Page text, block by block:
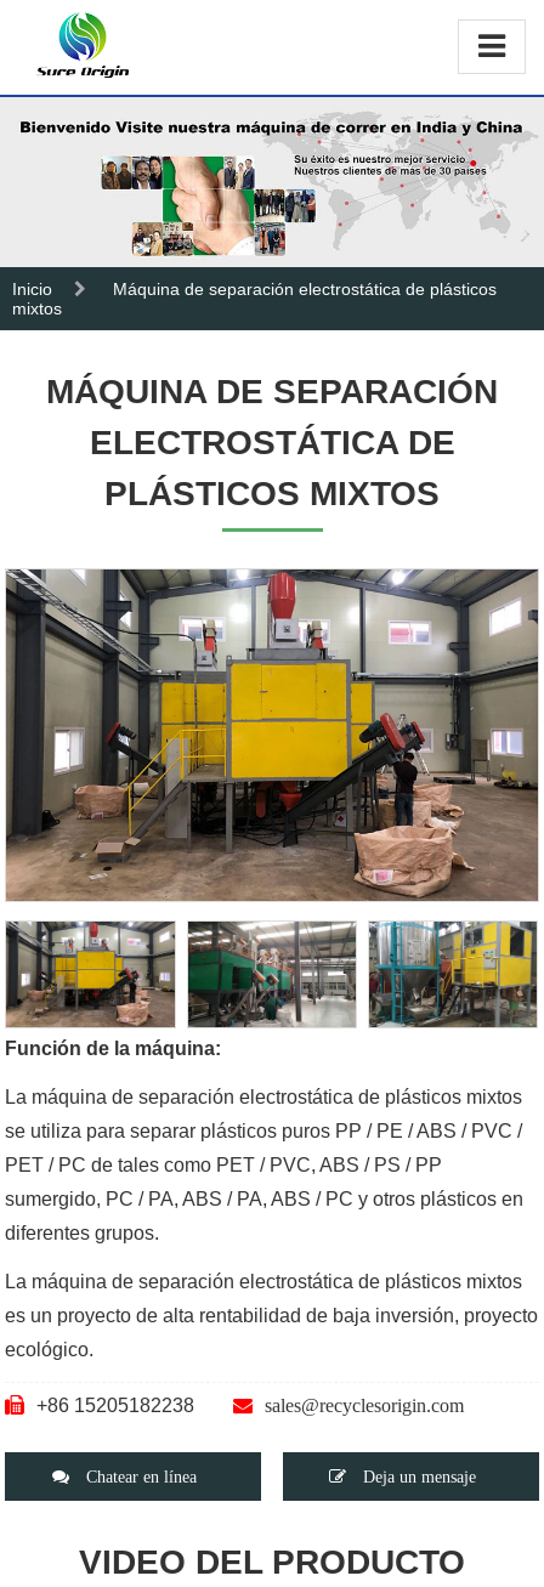
Inicio
Máquina de separación electrostática de plásticos
mixtos
MÁQUINA DE SEPARACIÓN
ELECTROSTÁTICA DE
PLÁSTICOS MIXTOS
Función de la máquina:
La máquina de separación electrostática de plásticos mixtos
se utiliza para separar plásticos puros PP / PE / ABS / PVC /
PET / PC de tales como PET / PVC, ABS / PS / PP
sumergido, PC / PA, ABS / PA, ABS / PC y otros plásticos en
diferentes grupos.
La máquina de separación electrostática de plásticos mixtos
es un proyecto de alta rentabilidad de baja inversión, proyecto
ecológico.
+86 15205182238 sales@recyclesorigin.com
Chatear en línea Deja un mensaje
VIDEO DEL PRODUCTO